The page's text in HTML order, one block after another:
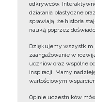
odkrywców.
działania plastyczne
sprawiają, że historia
nauką poprzez
Dziękujemy wszystkim
zaangażowanie w
uczniów oraz wspólne
inspiracji. Mamy
wartościowym
Opinie uczestników